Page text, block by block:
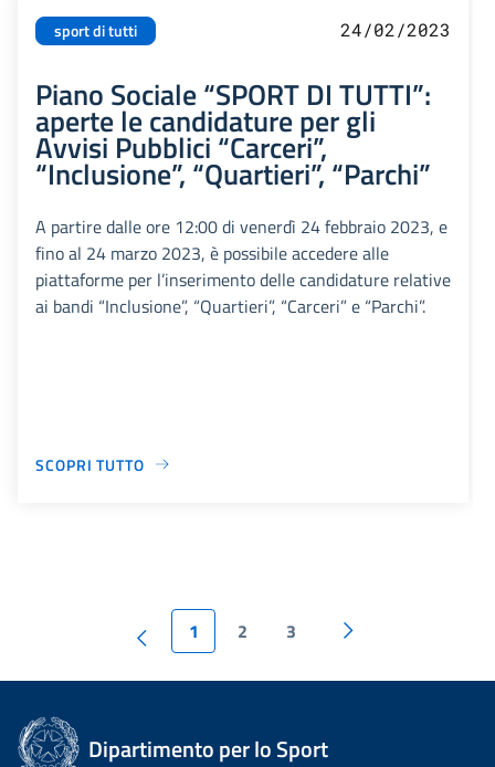
sport di tutti 24/02/2023
Piano Sociale “SPORT DI TUTTI”:
aperte le candidature per gli
Avvisi Pubblici “Carceri”,
“Inclusione”, “Quartieri”, “Parchi”
A partire dalle ore 12:00 di venerdì 24 febbraio 2023, e
fino al 24 marzo 2023, è possibile accedere alle
piattaforme per l’inserimento delle candidature relative
ai bandi “Inclusione”, “Quartieri”, “Carceri” e “Parchi”.
SCOPRI TUTTO
1 2 3
Dipartimento per lo Sport